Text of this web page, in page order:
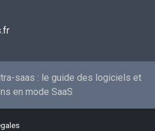
saas : le guide des logiciels et
en mode SaaS